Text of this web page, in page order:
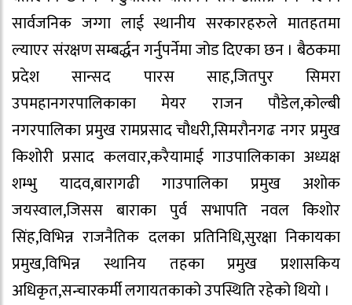
सार्वजनिक जग्गा लाई स्थानीय सरकारहरुले मातहतमा
ल्याएर संरक्षण सम्बर्द्धन गर्नुपर्नेमा जोड दिएका छन । बैठकमा
प्रदेश सान्सद पारस साह,जितपुर सिमरा
उपमहानगरपालिकाका मेयर राजन पौडेल,कोल्बी
नगरपालिका प्रमुख रामप्रसाद चौधरी,सिमरौनगढ नगर प्रमुख
किशोरी प्रसाद कलवार,करैयामाई गाउपालिकाका अध्यक्ष
शम्भु यादव,बारागढी गाउपालिका प्रमुख अशोक
जयस्वाल,जिसस बाराका पुर्व सभापति नवल किशोर
सिंह,विभिन्न राजनैतिक दलका प्रतिनिधि,सुरक्षा निकायका
प्रमुख,विभिन्न स्थानिय तहका प्रमुख प्रशासकिय
अधिकृत,सन्चारकर्मी लगायतकाको उपस्थिति रहेको थियो ।